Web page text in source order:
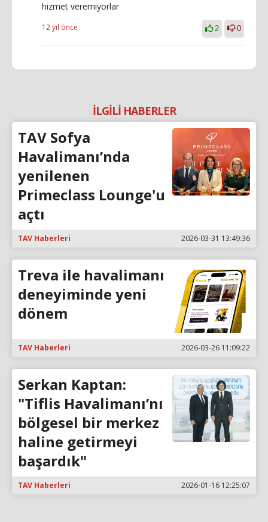
hizmet veremiyorlar
12 yıl önce 2 0
İLGİLİ HABERLER
TAV Sofya
Havalimanı’nda
yenilenen
Primeclass Lounge'u
açtı
TAV Haberleri 2026-03-31 13:49:36
Treva ile havalimanı
deneyiminde yeni
dönem
TAV Haberleri 2026-03-26 11:09:22
Serkan Kaptan:
"Tiflis Havalimanı’nı
bölgesel bir merkez
haline getirmeyi
başardık"
TAV Haberleri 2026-01-16 12:25:07